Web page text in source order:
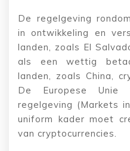
De regelgeving
in ontwikkeling en
landen, zoals El
als een wettig
landen, zoals China,
De Europese
regelgeving (Markets
uniform kader moet
van cryptocurrencies.